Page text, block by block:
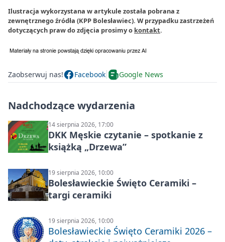
Ilustracja wykorzystana w artykule została pobrana z
zewnętrznego źródła (KPP Bolesławiec). W przypadku zastrzeżeń
dotyczących praw do zdjęcia prosimy o kontakt.
Zaobserwuj nas! Facebook Google News
Nadchodzące wydarzenia
14 sierpnia 2026, 17:00
DKK Męskie czytanie – spotkanie z
książką „Drzewa”
19 sierpnia 2026, 10:00
Bolesławieckie Święto Ceramiki –
targi ceramiki
19 sierpnia 2026, 10:00
Bolesławieckie Święto Ceramiki 2026 –